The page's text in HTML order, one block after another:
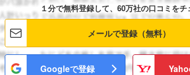
１分で無料登録して、60万社の口コミをチ
メールで登録（無料）
Googleで登録